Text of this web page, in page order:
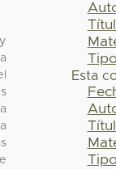
Tipo
Esta
Tipo